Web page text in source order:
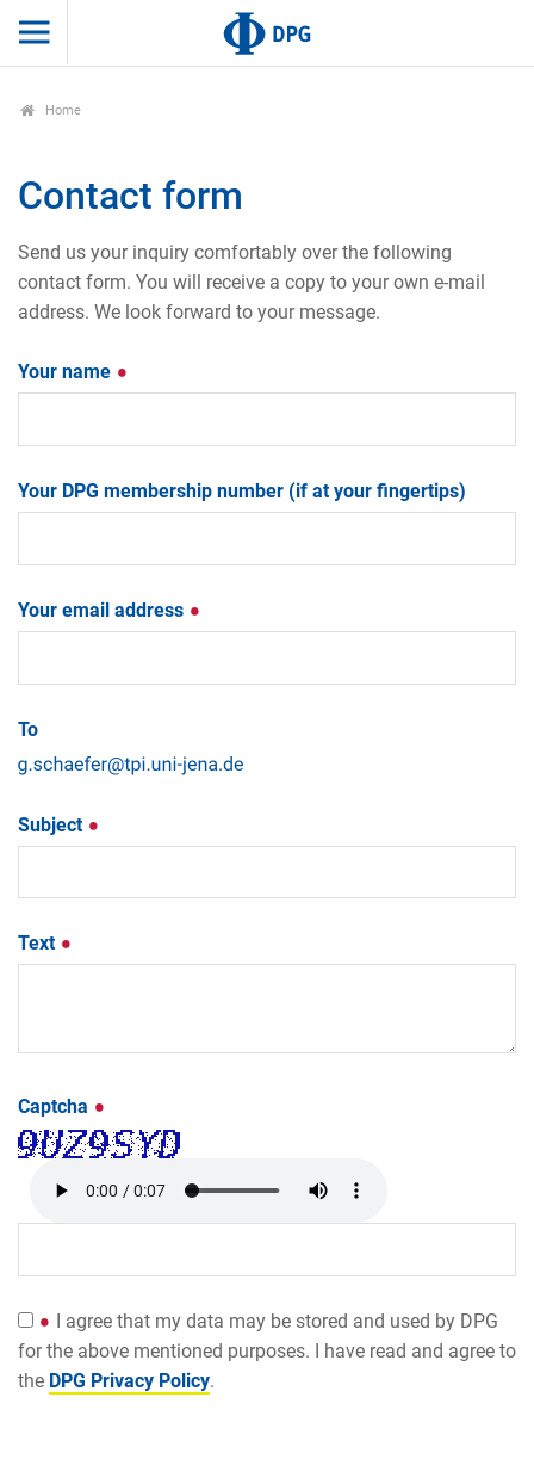
Home
Contact form
Send us your inquiry comfortably over the following
contact form. You will receive a copy to your own e-mail
address. We look forward to your message.
Your name
Your DPG membership number (if at your fingertips)
Your email address
To
Subject
Text
Captcha
I agree that my data may be stored and used by DPG
for the above mentioned purposes. I have read and agree to
the DPG Privacy Policy.